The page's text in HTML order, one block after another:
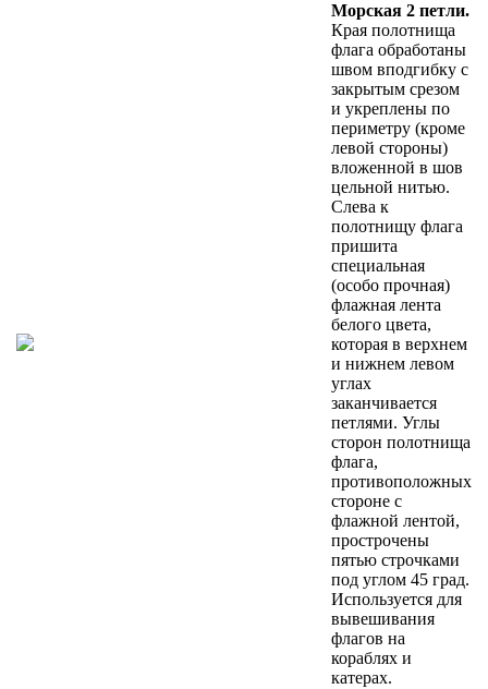
Морская 2 петли.
Края полотнища
флага обработаны
швом вподгибку с
закрытым срезом
и укреплены по
периметру (кроме
левой стороны)
вложенной в шов
цельной нитью.
Слева к
полотнищу флага
пришита
специальная
(особо прочная)
флажная лента
белого цвета,
которая в верхнем
и нижнем левом
углах
заканчивается
петлями. Углы
сторон полотнища
флага,
противоположных
стороне с
флажной лентой,
прострочены
пятью строчками
под углом 45 град.
Используется для
вывешивания
флагов на
кораблях и
катерах.